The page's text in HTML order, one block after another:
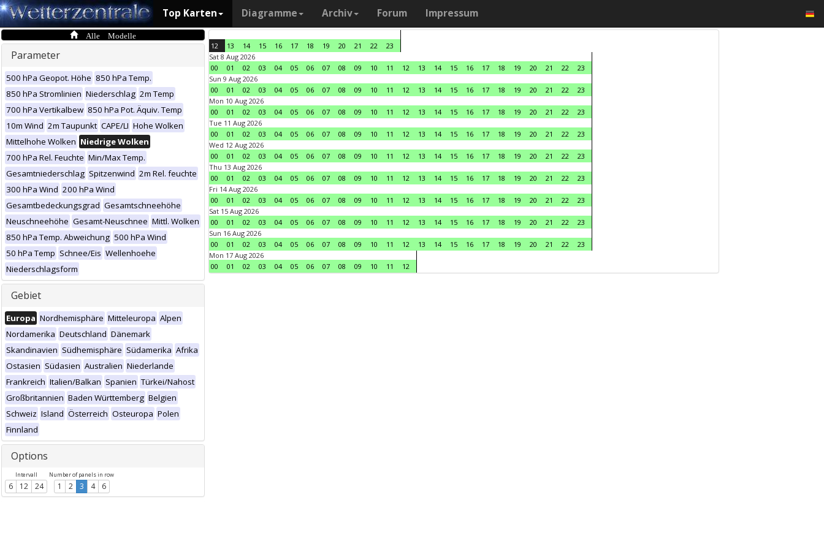
Top Karten Diagramme Archiv Forum Impressum
Alle Modelle
Parameter
500 hPa Geopot. Höhe 850 hPa Temp.
850 hPa Stromlinien Niederschlag 2m Temp
700 hPa Vertikalbew 850 hPa Pot. Äquiv. Temp
10m Wind 2m Taupunkt CAPE/LI Hohe Wolken
Mittelhohe Wolken Niedrige Wolken
700 hPa Rel. Feuchte Min/Max Temp.
Gesamtniederschlag Spitzenwind 2m Rel. feuchte
300 hPa Wind 200 hPa Wind
Gesamtbedeckungsgrad Gesamtschneehöhe
Neuschneehöhe Gesamt-Neuschnee Mittl. Wolken
850 hPa Temp. Abweichung 500 hPa Wind
50 hPa Temp Schnee/Eis Wellenhoehe
Niederschlagsform
Gebiet
Europa Nordhemisphäre Mitteleuropa Alpen
Nordamerika Deutschland Dänemark
Skandinavien Südhemisphäre Südamerika Afrika
Ostasien Südasien Australien Niederlande
Frankreich Italien/Balkan Spanien Türkei/Nahost
Großbritannien Baden Württemberg Belgien
Schweiz Island Österreich Osteuropa Polen
Finnland
Options
Intervall
6 12 24
Number of panels in row
1 2 3 4 6
12 13 14 15 16 17 18 19 20 21 22
23
Sat 8 Aug 2026
00
01 02 03 04 05 06 07 08 09 10 11 12 13 14 15 16 17 18 19 20 21 22
23
Sun 9 Aug 2026
00
01 02 03 04 05 06 07 08 09 10 11 12 13 14 15 16 17 18 19 20 21 22
23
Mon 10 Aug 2026
00
01 02 03 04 05 06 07 08 09 10 11 12 13 14 15 16 17 18 19 20 21 22
23
Tue 11 Aug 2026
00
01 02 03 04 05 06 07 08 09 10 11 12 13 14 15 16 17 18 19 20 21 22
23
Wed 12 Aug 2026
00
01 02 03 04 05 06 07 08 09 10 11 12 13 14 15 16 17 18 19 20 21 22
23
Thu 13 Aug 2026
00
01 02 03 04 05 06 07 08 09 10 11 12 13 14 15 16 17 18 19 20 21 22
23
Fri 14 Aug 2026
00
01 02 03 04 05 06 07 08 09 10 11 12 13 14 15 16 17 18 19 20 21 22
23
Sat 15 Aug 2026
00
01 02 03 04 05 06 07 08 09 10 11 12 13 14 15 16 17 18 19 20 21 22
23
Sun 16 Aug 2026
00
01 02 03 04 05 06 07 08 09 10 11 12 13 14 15 16 17 18 19 20 21 22
23
Mon 17 Aug 2026
00
01 02 03 04 05 06 07 08 09 10 11 12